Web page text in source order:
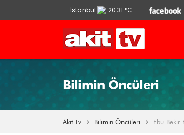
İstanbul 20.31 °C
Ankara 13.9 °C
İzmir 21.86 °C
Bilimin Öncüleri
Akit Tv Bilimin Öncüleri Ebu Bekir